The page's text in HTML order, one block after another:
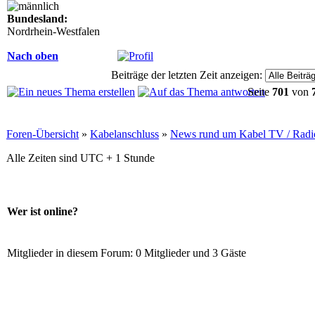
Bundesland:
Nordrhein-Westfalen
Nach oben
Beiträge der letzten Zeit anzeigen:
Seite 701 von
Foren-Übersicht » Kabelanschluss » News rund um Kabel TV /
Alle Zeiten sind UTC + 1 Stunde
Wer ist online?
Mitglieder in diesem Forum: 0 Mitglieder und 3 Gäste